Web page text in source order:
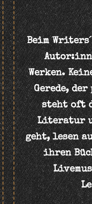
Beim
Werken.
Gerede,
steht oft
Literatur
geht, lesen
ihren